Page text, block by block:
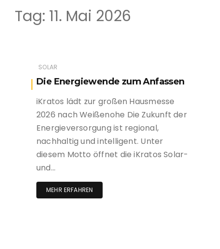
Tag: 11. Mai 2026
SOLAR
Die Energiewende zum Anfassen
iKratos lädt zur großen Hausmesse
2026 nach Weißenohe Die Zukunft der
Energieversorgung ist regional,
nachhaltig und intelligent. Unter
diesem Motto öffnet die iKratos Solar-
und…
MEHR ERFAHREN